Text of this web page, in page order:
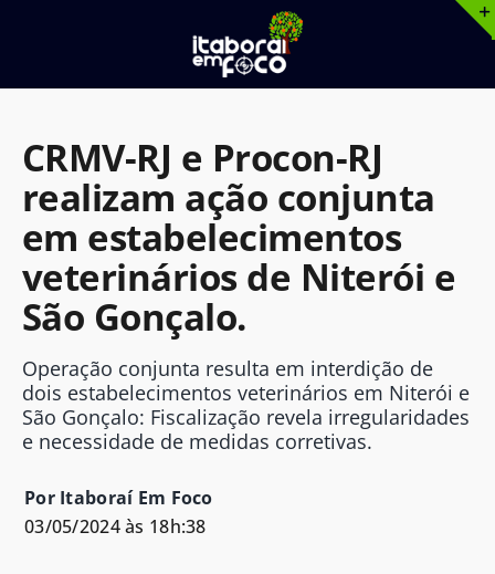
o
CRMV-RJ e Procon-RJ
realizam ação conjunta
em estabelecimentos
veterinários de Niterói e
São Gonçalo.
Operação conjunta resulta em interdição de
dois estabelecimentos veterinários em Niterói e
São Gonçalo: Fiscalização revela irregularidades
e necessidade de medidas corretivas.
Por Itaboraí Em Foco
03/05/2024 às 18h:38